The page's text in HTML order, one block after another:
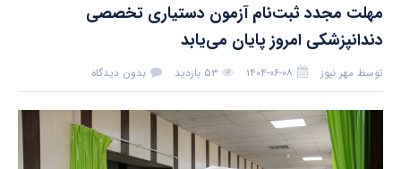
مهلت مجدد ثبت‌نام آزمون دستیاری تخصصی
دندانپزشکی امروز پایان می‌یابد
توسط مهر نیوز ۱۴۰۴-۰۶-۰۸ ۵۳ بازدید بدون دیدگاه